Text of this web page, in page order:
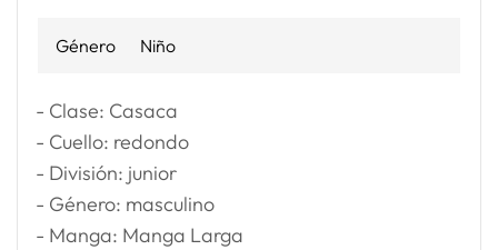
Género Niño
- Clase: Casaca
- Cuello: redondo
- División: junior
- Género: masculino
- Manga: Manga Larga